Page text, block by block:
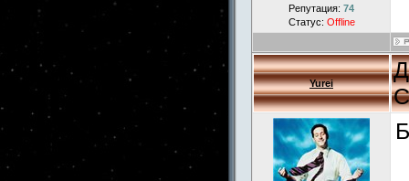
Репутация: 74
Статус: Offline
Yurei